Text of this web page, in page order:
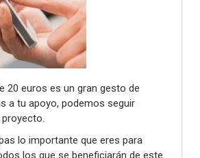
20 euros es un gran gesto de
a tu apoyo, podemos seguir
lo importante que eres para
los que se beneficiarán de este